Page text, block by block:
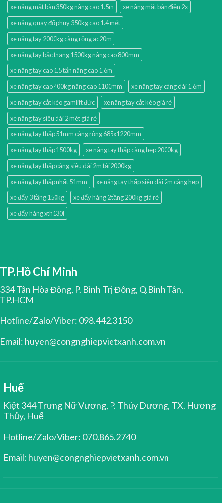
xe nâng mặt bàn 350kg nâng cao 1.5m
xe nâng mặt bàn điện 2x
xe nâng quay đổ phuy 350kg cao 1.4 mét
xe nâng tay 2000kg càng rộng ac20m
xe nâng tay bậc thang 1500kg nâng cao 800mm
xe nâng tay cao 1.5 tấn nâng cao 1.6m
xe nâng tay cao 400kg nâng cao 1100mm
xe nâng tay càng dài 1.6m
xe nâng tay cắt kéo gamlift đức
xe nâng tay cắt kéo giá rẻ
xe nâng tay siêu dài 2 mét giá rẻ
xe nâng tay thấp 51mm càng rộng 685x1220mm
xe nâng tay thấp 1500kg
xe nâng tay thấp càng hẹp 2000kg
xe nâng tay thấp càng siêu dài 2m tải 2000kg
xe nâng tay thấp nhất 51mm
xe nâng tay thấp siêu dài 2m càng hẹp
xe đẩy 3 tầng 150kg
xe đẩy hàng 2 tầng 200kg giá rẻ
xe đẩy hàng xth130l
TP.Hồ Chí Minh
334 Tân Hòa Đông, P. Bình Trị Đông, Q.Bình Tân,
TP.HCM
Hotline/Zalo/Viber: 098.442.3150
Email: huyen@congnghiepvietxanh.com.vn
Huế
Kiệt 344 Trưng Nữ Vương, P. Thủy Dương, TX. Hương
Thủy, Huế
Hotline/Zalo/Viber: 070.865.2740
Email: huyen@congnghiepvietxanh.com.vn